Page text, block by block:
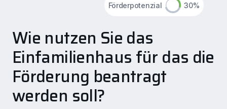
Förderpotenzial 30%
Wie nutzen Sie das
Einfamilienhaus für das die
Förderung beantragt
werden soll?